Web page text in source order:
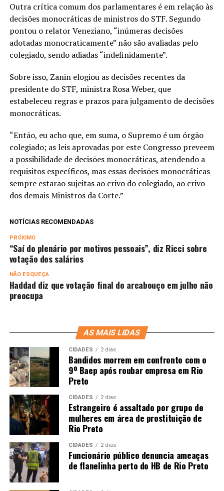
Outra crítica comum dos parlamentares é em relação às
decisões monocráticas de ministros do STF. Segundo
pontou o relator Veneziano, “inúmeras decisões
adotadas monocraticamente” não são avaliadas pelo
colegiado, sendo adiadas “indefinidamente”.
Sobre isso, Zanin elogiou as decisões recentes da
presidente do STF, ministra Rosa Weber, que
estabeleceu regras e prazos para julgamento de decisões
monocráticas.
“Então, eu acho que, em suma, o Supremo é um órgão
colegiado; as leis aprovadas por este Congresso preveem
a possibilidade de decisões monocráticas, atendendo a
requisitos específicos, mas essas decisões monocráticas
sempre estarão sujeitas ao crivo do colegiado, ao crivo
dos demais Ministros da Corte.”
NOTÍCIAS RECOMENDADAS
PRÓXIMO
“Saí do plenário por motivos pessoais”, diz Ricci sobre
votação dos salários
NÃO ESQUEÇA
Haddad diz que votação final do arcabouço em julho não
preocupa
AS MAIS LIDAS
CIDADES 2 dias
Bandidos morrem em confronto com o
9º Baep após roubar empresa em Rio
Preto
CIDADES 2 dias
Estrangeiro é assaltado por grupo de
mulheres em área de prostituição de
Rio Preto
CIDADES 2 dias
Funcionário público denuncia ameaças
de flanelinha perto do HB de Rio Preto